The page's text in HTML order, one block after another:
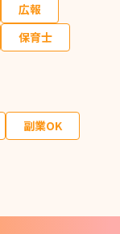
広報
保育士
副業OK